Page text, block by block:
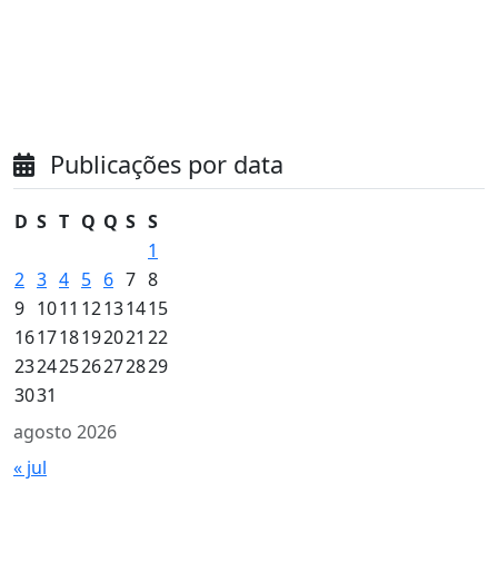
Publicações por data
agosto 2026
D S T Q Q S S
1
2 3 4 5 6 7 8
9 1011 12131415
161718192021 22
23242526272829
3031
« jul